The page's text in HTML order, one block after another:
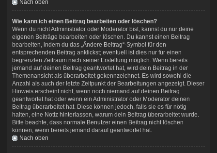
Nach oben
Wie kann ich einen Beitrag bearbeiten oder löschen?
Wenn du nicht Administrator oder Moderator bist, kannst du nur deine
eigenen Beiträge bearbeiten oder löschen. Du kannst einen Beitrag
bearbeiten, indem du das „Ändere Beitrag“-Symbol für den
entsprechenden Beitrag anklickst; eventuell ist dies nur für einen
begrenzten Zeitraum nach seiner Erstellung möglich. Wenn bereits
jemand auf deinen Beitrag geantwortet hat, wird dein Beitrag in der
Themenansicht als überarbeitet gekennzeichnet. Es wird sowohl die
Anzahl als auch der letzte Zeitpunkt der Bearbeitungen angezeigt. Dieser
Hinweis erscheint nicht, wenn noch niemand auf deinen Beitrag
geantwortet hat oder wenn ein Administrator oder Moderator deinen
Beitrag überarbeitet hat. Diese können jedoch, falls sie es für nötig
halten, eine Notiz hinterlassen, warum dein Beitrag überarbeitet wurde.
Bitte beachte, dass normale Benutzer einen Beitrag nicht löschen
können, wenn bereits jemand darauf geantwortet hat.
Nach oben